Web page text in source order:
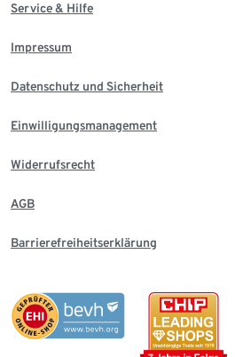
Service & Hilfe
Impressum
Datenschutz und Sicherheit
Einwilligungsmanagement
Widerrufsrecht
AGB
Barrierefreiheitserklärung